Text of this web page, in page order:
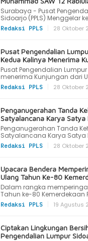
Surabaya - Pusat
Sidoarjo (PPLS) Menggelar
Redaksi PPLS 28 Oktober
Pusat Pengendalian
Kedua Kalinya Menerima
Pusat Pengendalian
menerima Kunjungan dari
Redaksi PPLS 28 Oktober
Penganugerahan Tanda
Satyalancana Karya Satya
Penganugerahan Tanda
Satyalancana Karya Satya
Redaksi PPLS 28 Oktober
Upacara Bendera
Ulang Tahun Ke-80
Dalam rangka
Tahun ke-80 Kemerdekaan
Redaksi PPLS 19 Agustus
Ciptakan Lingkungan
Pengendalian Lumpur